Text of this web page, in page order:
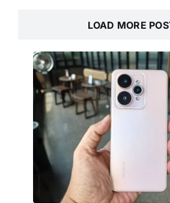
LOAD MORE